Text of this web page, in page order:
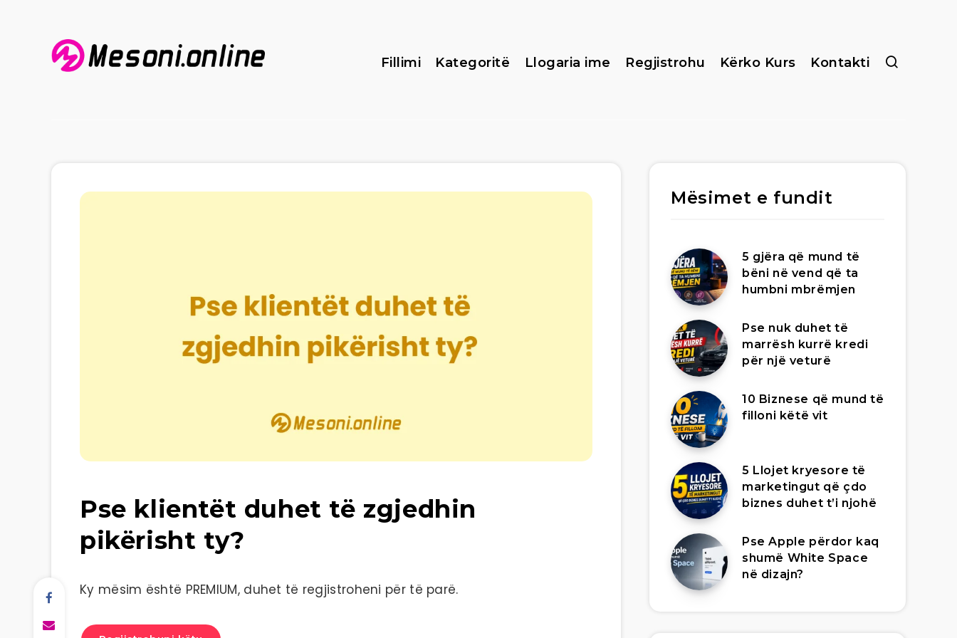
Fillimi Kategoritë Llogaria ime Regjistrohu Kërko Kurs Kontakti
Pse klientët duhet të zgjedhin
pikërisht ty?
Ky mësim është PREMIUM, duhet të regjistroheni për të parë.
Mësimet e fundit
5 gjëra që mund të
bëni në vend që ta
humbni mbrëmjen
Pse nuk duhet të
marrësh kurrë kredi
për një veturë
10 Biznese që mund të
filloni këtë vit
5 Llojet kryesore të
marketingut që çdo
biznes duhet t’i njohë
Pse Apple përdor kaq
shumë White Space
në dizajn?